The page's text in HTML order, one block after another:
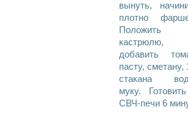
вынуть,
плотно
Положить
кастрюлю,
добавить
пасту, сметану,
стакана
муку.
СВЧ-печи 6